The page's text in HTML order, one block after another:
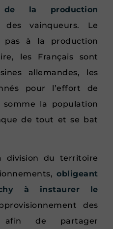
la production
vainqueurs. Le
à la production
les Français sont
allemandes, les
pour l’effort de
somme la population
de tout et se bat
division du territoire
obligeant
à instaurer le
des
afin de partager